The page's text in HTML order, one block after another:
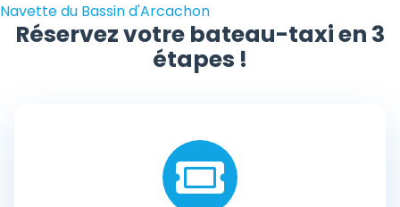
Navette du Bassin d'Arcachon
Réservez votre bateau-taxi en 3
étapes !